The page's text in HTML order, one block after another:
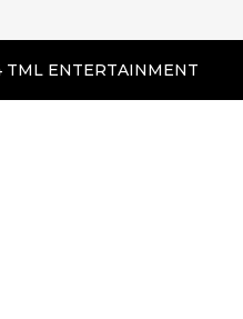
ENTERTAINMENT